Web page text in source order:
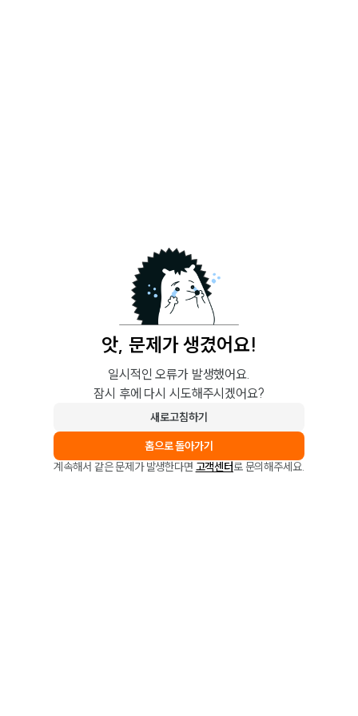
앗, 문제가 생겼어요!
일시적인 오류가 발생했어요.
잠시 후에 다시 시도해주시겠어요?
새로고침하기
홈으로 돌아가기
계속해서 같은 문제가 발생한다면 고객센터로 문의해주세요.